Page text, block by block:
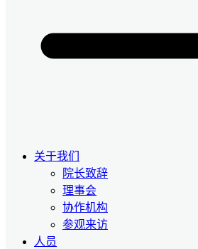
关于我们
院长致辞
理事会
协作机构
参观来访
人员